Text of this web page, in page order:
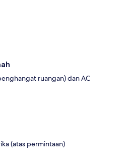
ruangan) dan AC
(atas permintaan)